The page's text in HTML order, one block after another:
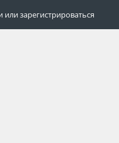
или зарегистрироваться